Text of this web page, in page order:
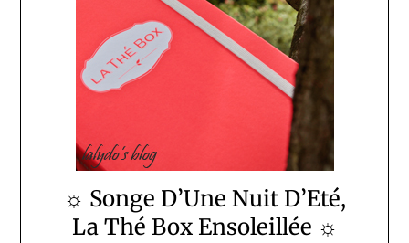
☼ Songe D’Une Nuit D’Eté,
La Thé Box Ensoleillée ☼